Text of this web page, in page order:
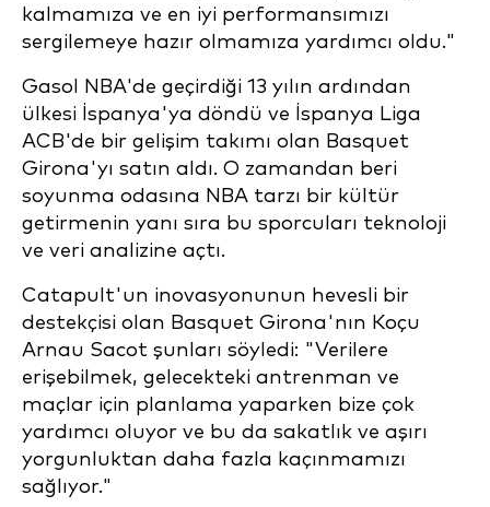
kalmamıza ve en iyi performansımızı
sergilemeye hazır olmamıza yardımcı oldu."
Gasol NBA'de geçirdiği 13 yılın ardından
ülkesi İspanya'ya döndü ve İspanya Liga
ACB'de bir gelişim takımı olan Basquet
Girona'yı satın aldı. O zamandan beri
soyunma odasına NBA tarzı bir kültür
getirmenin yanı sıra bu sporcuları teknoloji
ve veri analizine açtı.
Catapult'un inovasyonunun hevesli bir
destekçisi olan Basquet Girona'nın Koçu
Arnau Sacot şunları söyledi: "Verilere
erişebilmek, gelecekteki antrenman ve
maçlar için planlama yaparken bize çok
yardımcı oluyor ve bu da sakatlık ve aşırı
yorgunluktan daha fazla kaçınmamızı
sağlıyor."